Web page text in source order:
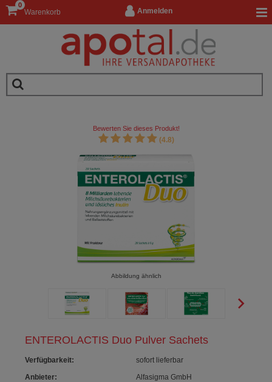
Anmelden
Warenkorb
0
ENTEROLACTIS Duo Pulver Sachets
Verfügbarkeit:
sofort lieferbar
Anbieter:
Alfasigma GmbH
Bewerten Sie dieses Produkt!
(4.8)
Abbildung ähnlich